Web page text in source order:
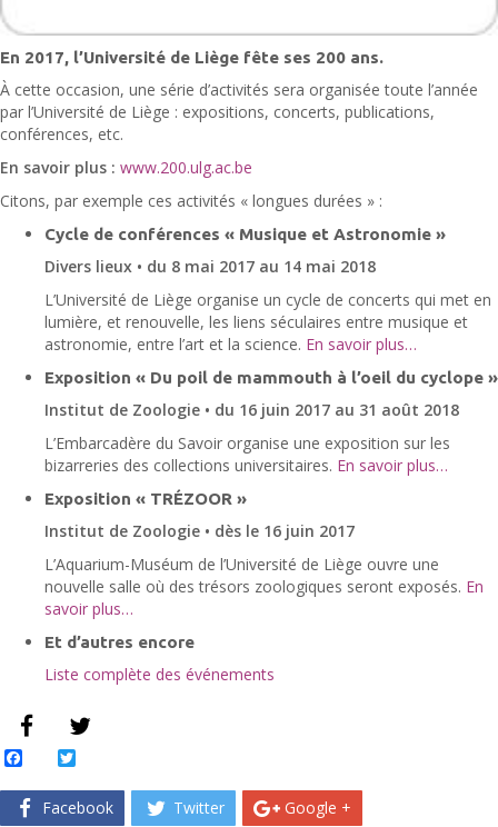
En 2017, l’Université de Liège fête ses 200 ans.
À cette occasion, une série d’activités sera organisée toute l’année
par l’Université de Liège : expositions, concerts, publications,
conférences, etc.
En savoir plus : www.200.ulg.ac.be
Citons, par exemple ces activités « longues durées » :
Cycle de conférences « Musique et Astronomie »
Divers lieux • du 8 mai 2017 au 14 mai 2018
L’Université de Liège organise un cycle de concerts qui met en
lumière, et renouvelle, les liens séculaires entre musique et
astronomie, entre l’art et la science. En savoir plus…
Exposition « Du poil de mammouth à l’oeil du cyclope »
Institut de Zoologie • du 16 juin 2017 au 31 août 2018
L’Embarcadère du Savoir organise une exposition sur les
bizarreries des collections universitaires. En savoir plus…
Exposition « TRÉZOOR »
Institut de Zoologie • dès le 16 juin 2017
L’Aquarium-Muséum de l’Université de Liège ouvre une
nouvelle salle où des trésors zoologiques seront exposés. En
savoir plus…
Et d’autres encore
Liste complète des événements
Facebook
Facebook Twitter Google +